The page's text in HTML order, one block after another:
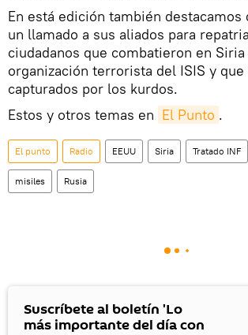
En está edición también destacamos
un llamado a sus aliados para
ciudadanos que combatieron en
organización terrorista del ISIS y
capturados por los kurdos.
Estos y otros temas en El Punto .
El punto Radio EEUU Siria Tratado INF
misiles Rusia
Suscríbete al boletín 'Lo
más importante del día con